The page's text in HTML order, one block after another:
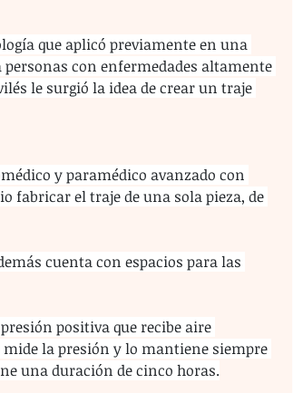
que aplicó previamente en una
con enfermedades altamente
le surgió la idea de crear un traje
y paramédico avanzado con
fabricar el traje de una sola pieza, de
cuenta con espacios para las
positiva que recibe aire
la presión y lo mantiene siempre
una duración de cinco horas.